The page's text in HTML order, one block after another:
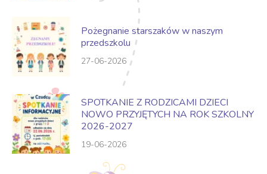
Pożegnanie starszaków w naszym
przedszkolu
27-06-2026
SPOTKANIE Z RODZICAMI DZIECI
NOWO PRZYJĘTYCH NA ROK SZKOLNY
2026-2027
19-06-2026